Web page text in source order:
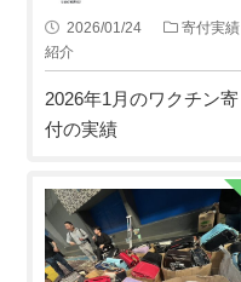
2026/01/24
寄付実績
紹介
2026年1月のワクチン寄
付の実績